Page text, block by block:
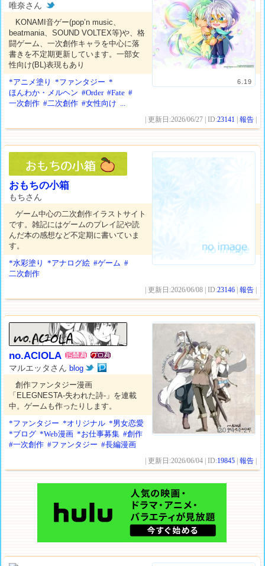
6.19
唯奈さん
KONAMI音ゲー(pop’n music、
beatmania、SOUND VOLTEX等)や、格
闘ゲーム、一次創作キャラを中心に落
書きを不定期更新しています。一部女
性向け(BL)表現もあり
*アニメ塗り
*ファンタジー *
ほんわか・メルヘン #Order #Fate #
一次創作 #二次創作 #女性向け ...
| 更新日:2026/06/27 | ID:23141 |報告
おもちの小箱
もちさん
ゲーム中心の二次創作イラストサイト
です。雑記にはゲームのプレイ記や読
んだ本の感想など不定期に書いていま
す。
*水彩塗り
*アナログ絵 #ゲーム #
二次創作
| 更新日:2026/06/08 | ID:23146 |報告
2014.4.27
no.ACIOLA
マルエッタさんblog
創作ファンタジー漫画
「ELEGNESTA-失われた詩-」を連載
中。ゲームも作ったりします。
*ファンタジー *オリジナル *男女恋愛
*ブログ *Web漫画 *お仕事募集 #創作
#一次創作 #ファンタジー #長編漫画
| 更新日:2026/06/04 | ID:19845 |報告